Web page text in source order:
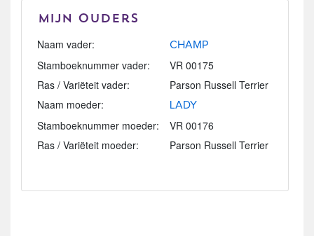
Mijn Ouders
Naam vader: CHAMP
Stamboeknummer vader:
VR 00175
Ras / Variëteit vader:
Parson Russell Terrier
Naam moeder:
LADY
Stamboeknummer moeder:
VR 00176
Ras / Variëteit moeder:
Parson Russell Terrier